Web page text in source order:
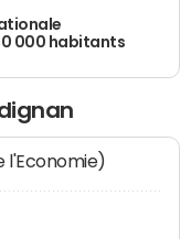
000 habitants
l'Economie)